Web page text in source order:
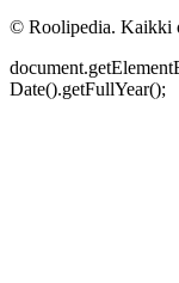
© Roolipedia. Kaikki
Date().getFullYear();